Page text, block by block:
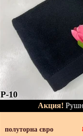
P-10
Акция!
полуторна євро